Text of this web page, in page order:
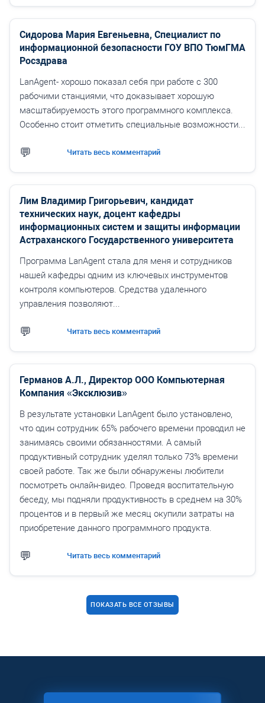
Сидорова Мария Евгеньевна, Специалист по
информационной безопасности ГОУ ВПО ТюмГМА
Росздрава
LanAgent- хорошо показал себя при работе с 300
рабочими станциями, что доказывает хорошую
масштабируемость этого программного комплекса.
Особенно стоит отметить специальные возможности...
Читать весь комментарий
Лим Владимир Григорьевич, кандидат
технических наук, доцент кафедры
информационных систем и защиты информации
Астраханского Государственного университета
Программа LanAgent стала для меня и сотрудников
нашей кафедры одним из ключевых инструментов
контроля компьютеров. Средства удаленного
управления позволяют...
Читать весь комментарий
Германов А.Л., Директор ООО Компьютерная
Компания «Эксклюзив»
В результате установки LanAgent было установлено,
что один сотрудник 65% рабочего времени проводил не
занимаясь своими обязанностями. А самый
продуктивный сотрудник уделял только 73% времени
своей работе. Так же были обнаружены любители
посмотреть онлайн-видео. Проведя воспитательную
беседу, мы подняли продуктивность в среднем на 30%
процентов и в первый же месяц окупили затраты на
приобретение данного программного продукта.
Читать весь комментарий
ПОКАЗАТЬ ВСЕ ОТЗЫВЫ